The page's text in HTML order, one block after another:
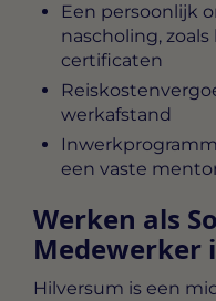
Een persoonlijk
nascholing,
certificaten
werkafstand
een vaste
Werken als
Medewerker
Hilversum is een